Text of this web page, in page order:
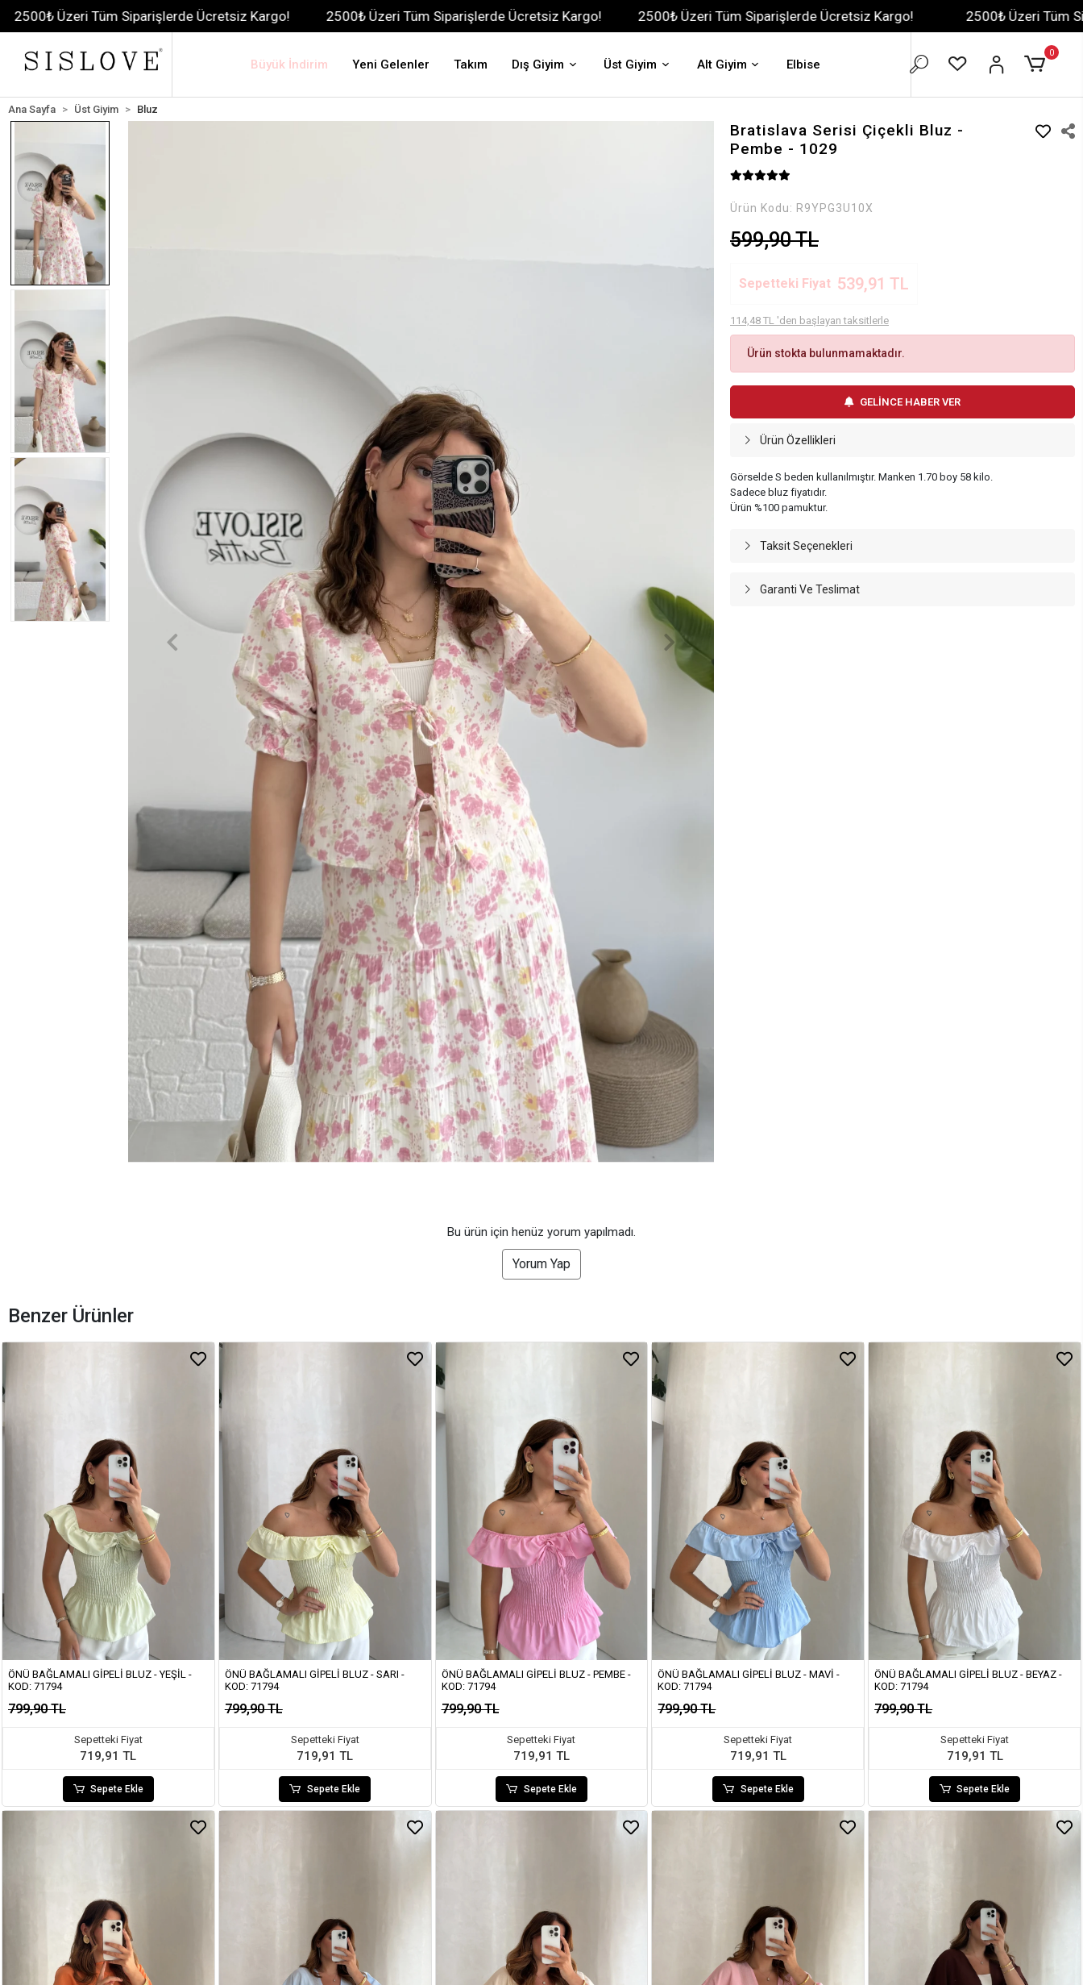
Tüm Siparişlerde Ücretsiz Kargo! 2500₺ Üzeri Tüm Siparişlerde Ücretsiz Kargo! 2500₺ Üzeri Tüm Siparişlerde Ücretsiz Kargo! 2500₺ Üzeri Tüm Siparişlerde
Büyük İndirim Yeni Gelenler Takım Dış Giyim Üst Giyim Alt Giyim Elbise
0
Ana Sayfa Üst Giyim Bluz
Bratislava Serisi Çiçekli Bluz -
Pembe - 1029
Ürün Kodu: R9YPG3U10X
599,90 TL
Sepetteki Fiyat 539,91 TL
114,48 TL 'den başlayan taksitlerle
Ürün stokta bulunmamaktadır.
GELİNCE HABER VER
Ürün Özellikleri
Görselde S beden kullanılmıştır. Manken 1.70 boy 58 kilo.
Sadece bluz fiyatıdır.
Ürün %100 pamuktur.
Taksit Seçenekleri
Garanti Ve Teslimat
Bu ürün için henüz yorum yapılmadı.
Yorum Yap
Benzer Ürünler
ÖNÜ BAĞLAMALI GIPELI BLUZ - YEŞIL -
KOD: 71794
799,90 TL
Sepetteki Fiyat
719,91 TL
Sepete Ekle
ÖNÜ BAĞLAMALI GIPELI BLUZ - SARI -
KOD: 71794
799,90 TL
Sepetteki Fiyat
719,91 TL
Sepete Ekle
ÖNÜ BAĞLAMALI GIPELI BLUZ - PEMBE -
KOD: 71794
799,90 TL
Sepetteki Fiyat
719,91 TL
Sepete Ekle
ÖNÜ BAĞLAMALI GIPELI BLUZ - MAVI -
KOD: 71794
799,90 TL
Sepetteki Fiyat
719,91 TL
Sepete Ekle
ÖNÜ BAĞLAMALI GIPELI BLUZ - BEYAZ -
KOD: 71794
799,90 TL
Sepetteki Fiyat
719,91 TL
Sepete Ekle